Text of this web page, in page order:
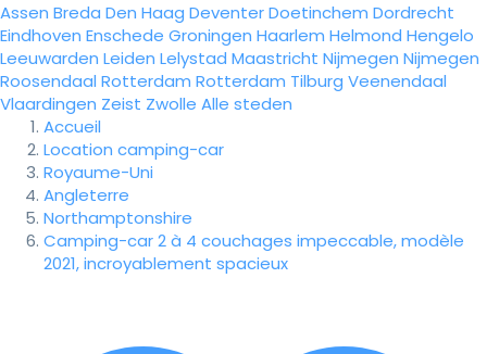
Assen Breda Den Haag DeventerDoetinchem Dordrecht
Eindhoven Enschede Groningen Haarlem Helmond Hengelo
Leeuwarden Leiden Lelystad Maastricht Nijmegen Nijmegen
Roosendaal Rotterdam Rotterdam Tilburg Veenendaal
Vlaardingen Zeist Zwolle Alle steden
Accueil
Location camping-car
Royaume-Uni
Angleterre
Northamptonshire
Camping-car 2 à 4 couchages impeccable, modèle
2021, incroyablement spacieux